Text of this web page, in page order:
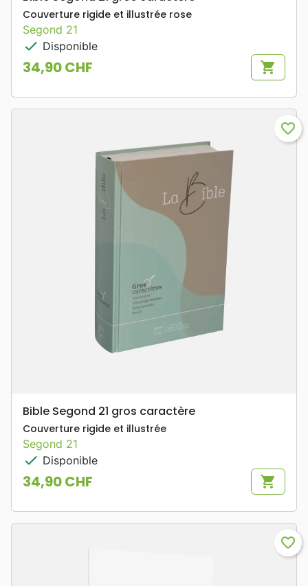
Couverture rigide et illustrée rose
Segond 21
check Disponible
Prix
34,90 CHF shopping_cart
favorite_border
Bible Segond 21 gros caractère
Couverture rigide et illustrée
Segond 21
check Disponible
Prix
34,90 CHF shopping_cart
favorite_border